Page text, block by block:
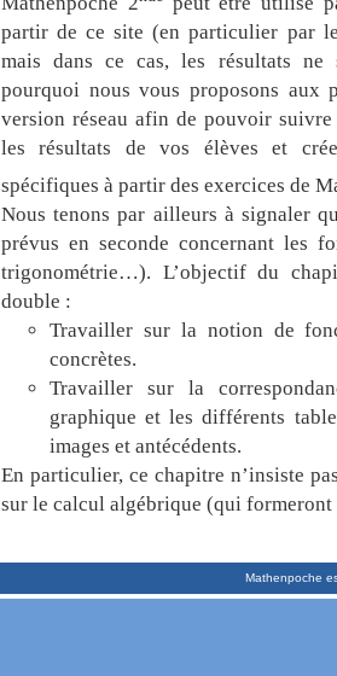
partir de ce site (en particulier par
mais dans ce cas, les résultats ne
pourquoi nous vous proposons aux
version réseau afin de pouvoir
les résultats de vos élèves et
spécifiques à partir des exercices de
Nous tenons par ailleurs à signaler
prévus en seconde concernant les
trigonométrie…). L’objectif du
double :
Travailler sur la notion de
concrètes.
Travailler sur la
graphique et les différents
images et antécédents.
En particulier, ce chapitre n’insiste
sur le calcul algébrique (qui
Mathenpoche